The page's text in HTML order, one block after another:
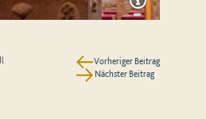
Vorheriger Beitrag
Nächster Beitrag